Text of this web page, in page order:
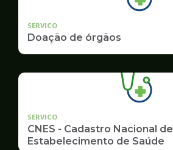
SERVICO
Doação de órgãos
SERVICO
CNES - Cadastro Nacional de
Estabelecimento de Saúde